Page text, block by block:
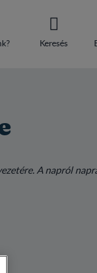
Keresés
A napról